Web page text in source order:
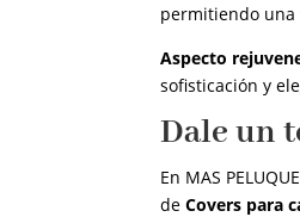
permitiendo
Aspecto
sofisticación y
Dale un
En MAS
deCovers para